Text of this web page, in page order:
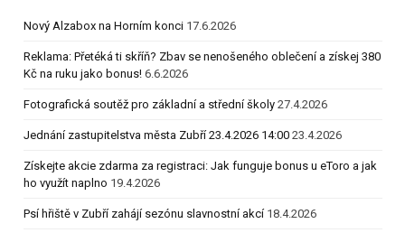
Nový Alzabox na Horním konci 17.6.2026
Reklama: Přetéká ti skříň? Zbav se nenošeného oblečení a získej 380
Kč na ruku jako bonus! 6.6.2026
Fotografická soutěž pro základní a střední školy 27.4.2026
Jednání zastupitelstva města Zubří 23.4.2026 14:00 23.4.2026
Získejte akcie zdarma za registraci: Jak funguje bonus u eToro a jak
ho využít naplno 19.4.2026
Psí hřiště v Zubří zahájí sezónu slavnostní akcí 18.4.2026